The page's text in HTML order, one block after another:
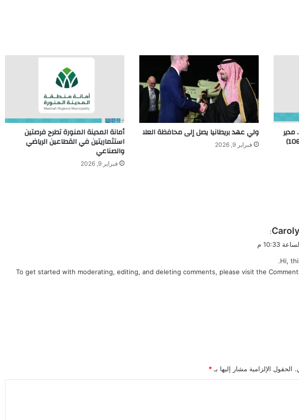
مدير
الأمن العام يصدر قرارات ترقية (1069)
ولي عهد بريطانيا يصل إلى محافظة العلا
فبراير 9, 2026
أمانة المدينة المنورة تطرح فرصتين
استثماريتين في القطاعين الرياضي
والصناعي
فبراير 9, 2026
:
Hi,
To get started with moderating, editing, and deleting comments, please visit the
الحقول الإلزامية مشار إليها بـ *